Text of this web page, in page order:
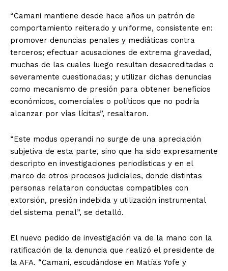
“Camani mantiene desde hace años un patrón de
comportamiento reiterado y uniforme, consistente en:
promover denuncias penales y mediáticas contra
terceros; efectuar acusaciones de extrema gravedad,
muchas de las cuales luego resultan desacreditadas o
severamente cuestionadas; y utilizar dichas denuncias
como mecanismo de presión para obtener beneficios
económicos, comerciales o políticos que no podría
alcanzar por vías lícitas”, resaltaron.
“Este modus operandi no surge de una apreciación
subjetiva de esta parte, sino que ha sido expresamente
descripto en investigaciones periodísticas y en el
marco de otros procesos judiciales, donde distintas
personas relataron conductas compatibles con
extorsión, presión indebida y utilización instrumental
del sistema penal”, se detalló.
El nuevo pedido de investigación va de la mano con la
ratificación de la denuncia que realizó el presidente de
la AFA. “Camani, escudándose en Matías Yofe y